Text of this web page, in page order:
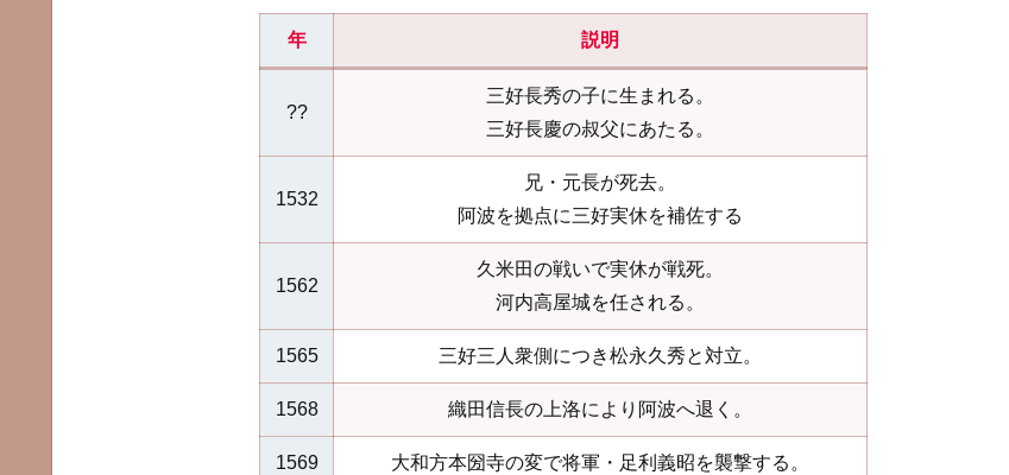
年 説明
??
三好長秀の子に生まれる。
三好長慶の叔父にあたる。
1532
兄・元長が死去。
阿波を拠点に三好実休を補佐する
1562
久米田の戦いで実休が戦死。
河内高屋城を任される。
1565 三好三人衆側につき松永久秀と対立。
1568 織田信長の上洛により阿波へ退く。
1569 大和方本圀寺の変で将軍・足利義昭を襲撃する。